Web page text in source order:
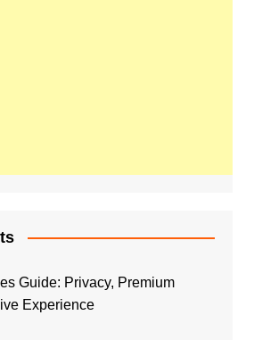
Guide: Privacy, Premium
Experience